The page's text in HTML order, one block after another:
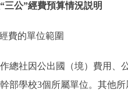
三公”經費預算情況説明
的單位範圍
社因公出國（境）費用、公
部學校3個所屬單位。其他